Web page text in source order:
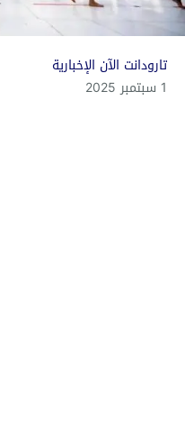
تارودانت الآن الإخبارية
1 سبتمبر 2025